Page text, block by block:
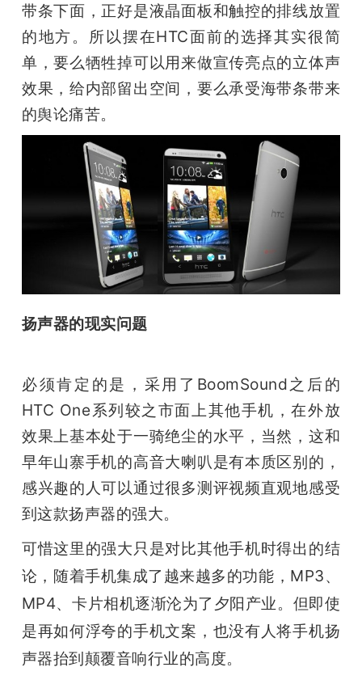
带条下面，正好是液晶面板和触控的排线放置
的地方。所以摆在HTC面前的选择其实很简
单，要么牺牲掉可以用来做宣传亮点的立体声
效果，给内部留出空间，要么承受海带条带来
的舆论痛苦。
扬声器的现实问题
必须肯定的是，采用了BoomSound之后的
HTC One系列较之市面上其他手机，在外放
效果上基本处于一骑绝尘的水平，当然，这和
早年山寨手机的高音大喇叭是有本质区别的，
感兴趣的人可以通过很多测评视频直观地感受
到这款扬声器的强大。
可惜这里的强大只是对比其他手机时得出的结
论，随着手机集成了越来越多的功能，MP3、
MP4、卡片相机逐渐沦为了夕阳产业。但即使
是再如何浮夸的手机文案，也没有人将手机扬
声器抬到颠覆音响行业的高度。